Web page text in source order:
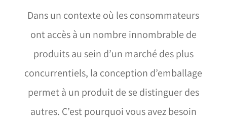
Dans un contexte où les consommateurs
ont accès à un nombre innombrable de
produits au sein d’un marché des plus
concurrentiels, la conception d’emballage
permet à un produit de se distinguer des
autres. C’est pourquoi vous avez besoin